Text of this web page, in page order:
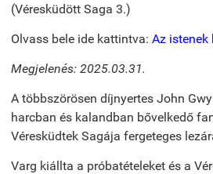
(Véresküdött Saga 3.)
Olvass bele ide kattintva: Az istenek
Megjelenés: 2025.03.31.
A többszörösen díjnyertes John
harcban és kalandban bővelkedő
Véresküdtek Sagája fergeteges
Varg kiállta a próbatételeket és a